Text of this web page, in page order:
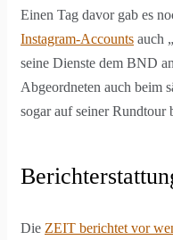
Einen Tag davor gab es
Instagram-Accounts auch
seine Dienste dem BND
Abgeordneten auch beim
sogar auf seiner Rundtour
Die ZEIT berichtet vor